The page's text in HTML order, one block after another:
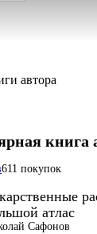
автора
книга
611 покупок
атлас
Сафонов